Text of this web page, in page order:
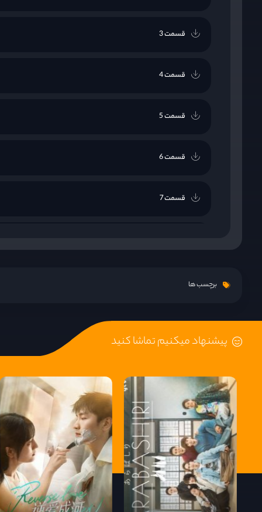
قسمت 3
قسمت 4
قسمت 5
قسمت 6
قسمت 7
قسمت 10
قسمت 12
قسمت 13
قسمت 14
برچسب ها
پیشنهاد میکنیم تماشا کنید